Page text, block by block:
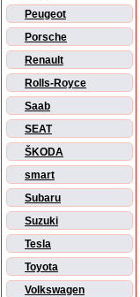
Peugeot
Porsche
Renault
Rolls-Royce
Saab
SEAT
ŠKODA
smart
Subaru
Suzuki
Tesla
Toyota
Volkswagen